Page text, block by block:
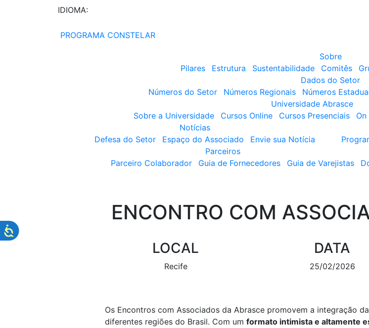
IDIOMA:
PROGRAMA CONSTELAR
Sobre
Pilares
Estrutura Sustentabilidade Comitês
Dados do Setor
Números do Setor
Números Regionais Números
Universidade Abrasce
Sobre a Universidade
Cursos Online Cursos Presenciais
Notícias
Defesa do Setor
Espaço do Associado Envie sua Notícia
Parceiros
Parceiro Colaborador
Guia de Fornecedores Guia de Varejistas
ENCONTRO COM
LOCAL
Recife
DATA
25/02/2026
Os Encontros com Associados da Abrasce promovem a integração
diferentes regiões do Brasil. Com um formato intimista e altamente